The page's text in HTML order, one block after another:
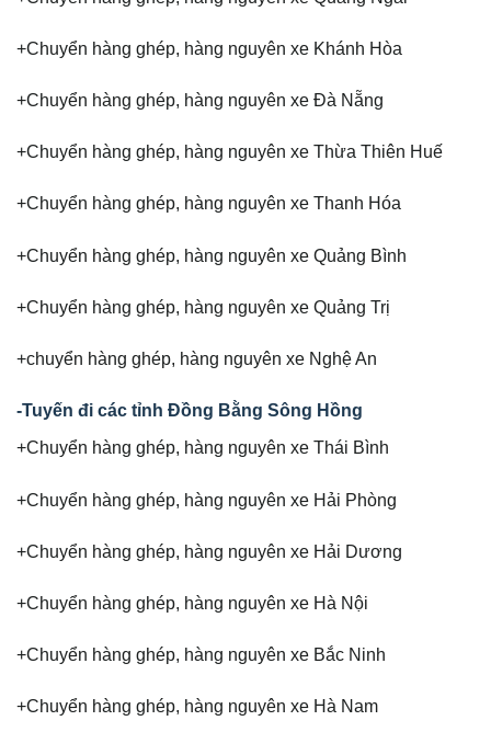
+Chuyển hàng ghép, hàng nguyên xe Khánh Hòa
+Chuyển hàng ghép, hàng nguyên xe Đà Nẵng
+Chuyển hàng ghép, hàng nguyên xe Thừa Thiên Huế
+Chuyển hàng ghép, hàng nguyên xe Thanh Hóa
+Chuyển hàng ghép, hàng nguyên xe Quảng Bình
+Chuyển hàng ghép, hàng nguyên xe Quảng Trị
+chuyển hàng ghép, hàng nguyên xe Nghệ An
-Tuyến đi các tỉnh Đồng Bằng Sông Hồng
+Chuyển hàng ghép, hàng nguyên xe Thái Bình
+Chuyển hàng ghép, hàng nguyên xe Hải Phòng
+Chuyển hàng ghép, hàng nguyên xe Hải Dương
+Chuyển hàng ghép, hàng nguyên xe Hà Nội
+Chuyển hàng ghép, hàng nguyên xe Bắc Ninh
+Chuyển hàng ghép, hàng nguyên xe Hà Nam